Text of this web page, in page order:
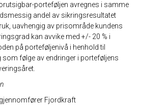
porteføljen avregnes i samme
andel av sikringsresultatet
uavhengig av prisområde kundens
kan avvike med +/- 20 % i
på porteføljenivå i henhold til
følge av endringer i porteføljens
Fjordkraft